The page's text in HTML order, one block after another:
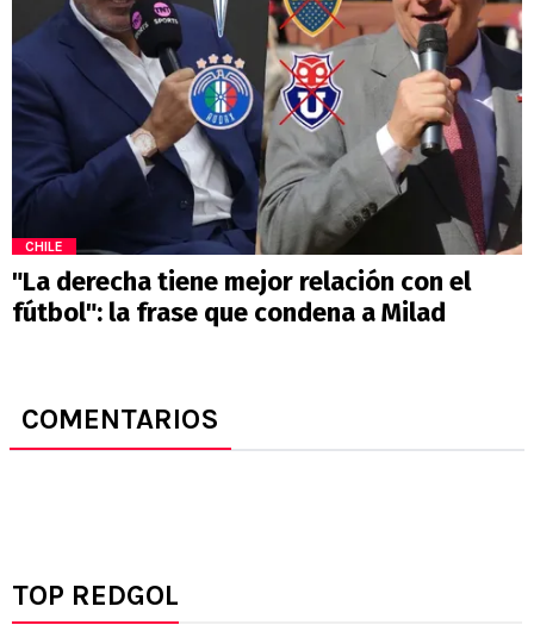
CHILE
"La derecha tiene mejor relación con el
fútbol": la frase que condena a Milad
COMENTARIOS
TOP REDGOL